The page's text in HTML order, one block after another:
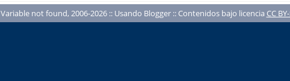
Variable not found, 2006-2026 :: Usando Blogger :: Contenidos bajo licencia CC